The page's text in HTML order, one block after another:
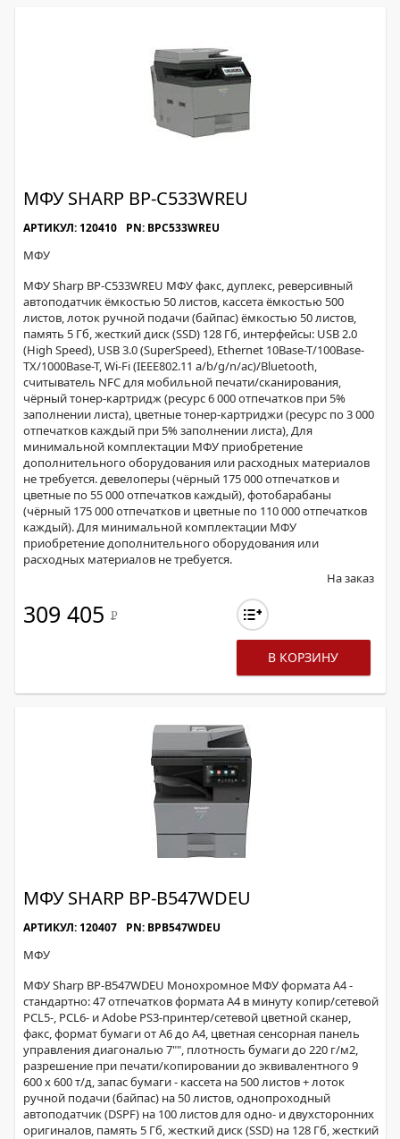
МФУ SHARP BP-С533WREU
АРТИКУЛ: 120410 PN: BPC533WREU
МФУ
МФУ Sharp BP-С533WREU МФУ факс, дуплекс, реверсивный
автоподатчик ёмкостью 50 листов, кассета ёмкостью 500
листов, лоток ручной подачи (байпас) ёмкостью 50 листов,
память 5 Гб, жесткий диск (SSD) 128 Гб, интерфейсы: USB 2.0
(High Speed), USB 3.0 (SuperSpeed), Ethernet 10Base-T/100Base-
TX/1000Base-T, Wi-Fi (IEEE802.11 a/b/g/n/ac)/Bluetooth,
считыватель NFC для мобильной печати/сканирования,
чёрный тонер-картридж (ресурс 6 000 отпечатков при 5%
заполнении листа), цветные тонер-картриджи (ресурс по 3 000
отпечатков каждый при 5% заполнении листа), Для
минимальной комплектации МФУ приобретение
дополнительного оборудования или расходных материалов
не требуется. девелоперы (чёрный 175 000 отпечатков и
цветные по 55 000 отпечатков каждый), фотобарабаны
(чёрный 175 000 отпечатков и цветные по 110 000 отпечатков
каждый). Для минимальной комплектации МФУ
приобретение дополнительного оборудования или
расходных материалов не требуется.
На заказ
309 405 Р
В КОРЗИНУ
МФУ SHARP BP-B547WDEU
АРТИКУЛ: 120407 PN: BPB547WDEU
МФУ
МФУ Sharp BP-B547WDEU Монохромное МФУ формата A4 -
стандартно: 47 отпечатков формата A4 в минуту копир/сетевой
PCL5-, PCL6- и Adobe PS3-принтер/сетевой цветной сканер,
факс, формат бумаги от A6 до A4, цветная сенсорная панель
управления диагональю 7"", плотность бумаги до 220 г/м2,
разрешение при печати/копировании до эквивалентного 9
600 x 600 т/д, запас бумаги - кассета на 500 листов + лоток
ручной подачи (байпас) на 50 листов, однопроходный
автоподатчик (DSPF) на 100 листов для одно- и двухсторонних
оригиналов, память 5 Гб, жесткий диск (SSD) на 128 Гб, жесткий